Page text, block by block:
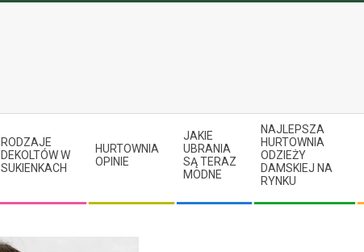
RODZAJE
DEKOLTÓW W
SUKIENKACH
HURTOWNIA
OPINIE
JAKIE
UBRANIA
SĄ TERAZ
MODNE
NAJLEPSZA
HURTOWNIA
ODZIEŻY
DAMSKIEJ NA
RYNKU